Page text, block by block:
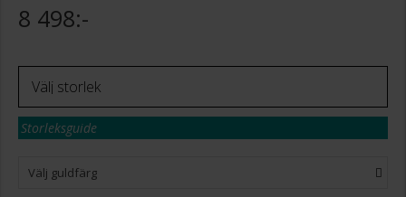
8 498:-
Storleksguide
Välj guldfärg